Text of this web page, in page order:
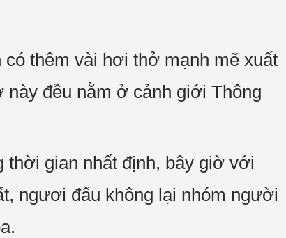
thêm vài hơi thở mạnh mẽ xuất
đều nằm ở cảnh giới Thông
thời gian nhất định, bây giờ với
ngươi đấu không lại nhóm người